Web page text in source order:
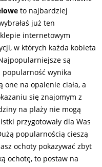
to najbardziej
już ten
internetowym
w których każda kobieta
są
popularność wynika
one na opalenie ciała, a
się znajomym z
na plaży nie mogą
przygotowały dla Was
popularnością cieszą
ochoty pokazywać zbyt
ochotę, to postaw na